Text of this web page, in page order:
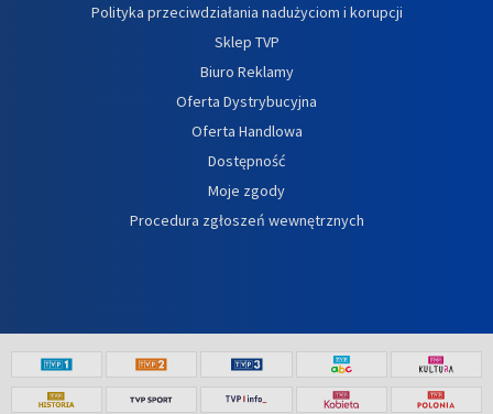
Polityka przeciwdziałania nadużyciom i korupcji
Sklep TVP
Biuro Reklamy
Oferta Dystrybucyjna
Oferta Handlowa
Dostępność
Moje zgody
Procedura zgłoszeń wewnętrznych